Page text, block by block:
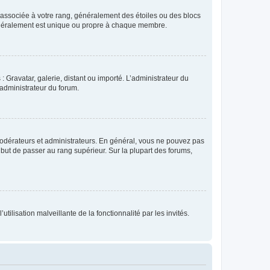
à votre rang, généralement des étoiles ou des blocs
est unique ou propre à chaque membre.
galerie, distant ou importé. L’administrateur du
du forum.
et administrateurs. En général, vous ne pouvez pas
de passer au rang supérieur. Sur la plupart des forums,
malveillante de la fonctionnalité par les invités.